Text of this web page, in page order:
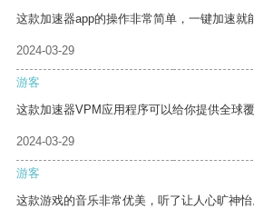
这款加速器app的操作非常简单，一键加速就
2024-03-29
游客
这款加速器VPM应用程序可以给你提供全球
2024-03-29
游客
这款游戏的音乐非常优美，听了让人心旷神怡